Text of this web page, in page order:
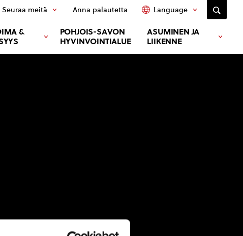
&
POHJOIS-SAVON
HYVINVOINTIALUE
ASUMINEN JA
LIIKENNE
Seuraa meitä Anna palautetta Language